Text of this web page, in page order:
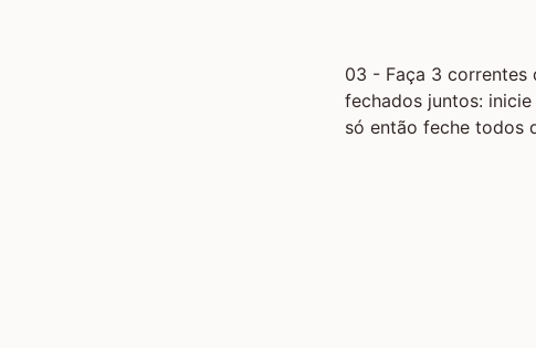
03 - Faça 3
fechados juntos:
só então feche todos